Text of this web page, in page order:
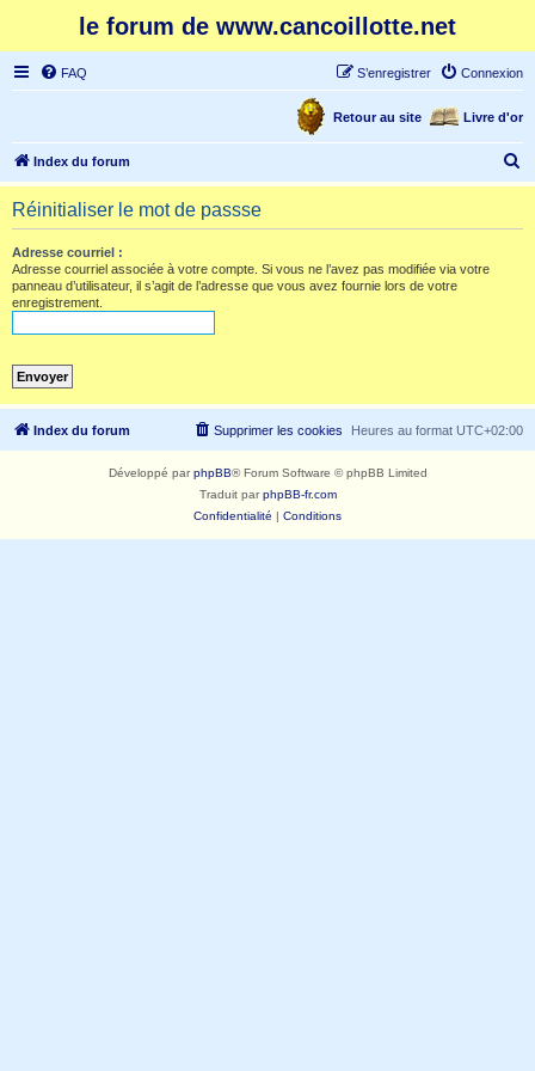
le forum de www.cancoillotte.net
FAQ Connexion
S’enregistrer
Livre d'or
Retour au site
Index du forum
e
Réinitialiser le mot de passse
Adresse courriel :
Adresse courriel associée à votre compte. Si vous ne l’avez pas modifiée via votre
panneau d’utilisateur, il s’agit de l’adresse que vous avez fournie lors de votre
enregistrement.
Index du forum Heures au format UTC+02:00
Supprimer les cookies
Développé parphpBB® Forum Software © phpBB Limited
Traduit parphpBB-fr.com
Confidentialité | Conditions